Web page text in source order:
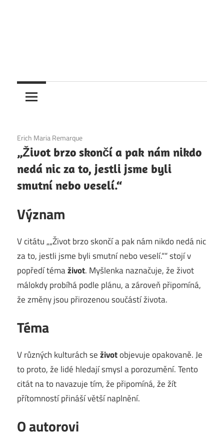
4. 12. 2020
Erich Maria Remarque
„Život brzo skončí a pak nám nikdo
nedá nic za to, jestli jsme byli
smutní nebo veselí.“
Význam
V citátu „„Život brzo skončí a pak nám nikdo nedá nic
za to, jestli jsme byli smutní nebo veselí.““ stojí v
popředí témaživot. Myšlenka naznačuje, že život
málokdy probíhá podle plánu, a zároveň připomíná,
že změny jsou přirozenou součástí života.
Téma
V různých kulturách seživotobjevuje opakovaně. Je
to proto, že lidé hledají smysl a porozumění. Tento
citát na to navazuje tím, že připomíná, že žít
přítomností přináší větší naplnění.
O autorovi